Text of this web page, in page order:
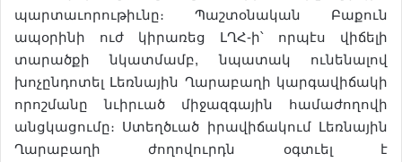
պարտաւորութիւնը։ Պաշտօնական Բաքուն
ապօրինի ուժ կիրառեց ԼՂՀ-ի՝ որպէս վիճելի
տարածքի նկատմամբ, նպատակ ունենալով
խոչընդոտել Լեռնային Ղարաբաղի կարգավիճակի
որոշմանը նւիրւած միջազգային համաժողովի
անցկացումը։ Ստեղծւած իրավիճակում Լեռնային
Ղարաբաղի ժողովուրդն օգտւել է